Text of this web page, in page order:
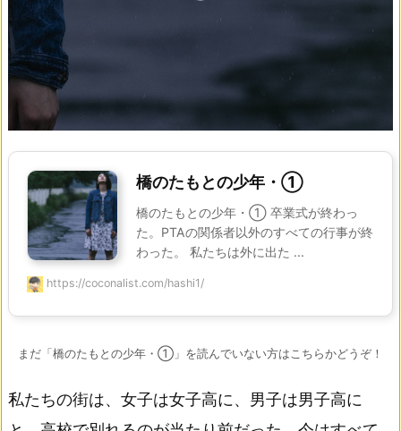
橋のたもとの少年・①
橋のたもとの少年・① 卒業式が終わっ
た。PTAの関係者以外のすべての行事が終
わった。 私たちは外に出た ...
https://coconalist.com/hashi1/
まだ「橋のたもとの少年・①」を読んでいない方はこちらかどうぞ！
私たちの街は、女子は女子高に、男子は男子高に